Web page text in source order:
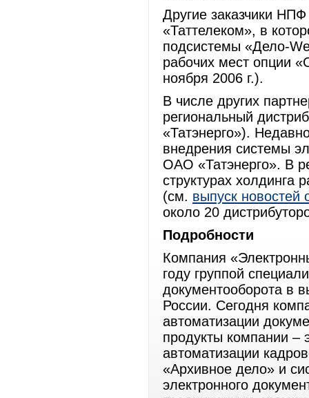
Другие заказчики
«Таттелеком», в
подсистемы «Дело-
рабочих мест опции
ноября 2006 г.).
В числе других
региональный
«Татэнерго»).
внедрения системы
ОАО «Татэнерго». В
структурах холдинга
(см. выпуск новостей
около 20
Подробности
Компания
году группой
документооборота в
России. Cегодня
автоматизации
продукты компании –
автоматизации
«Архивное дело» и
электронного